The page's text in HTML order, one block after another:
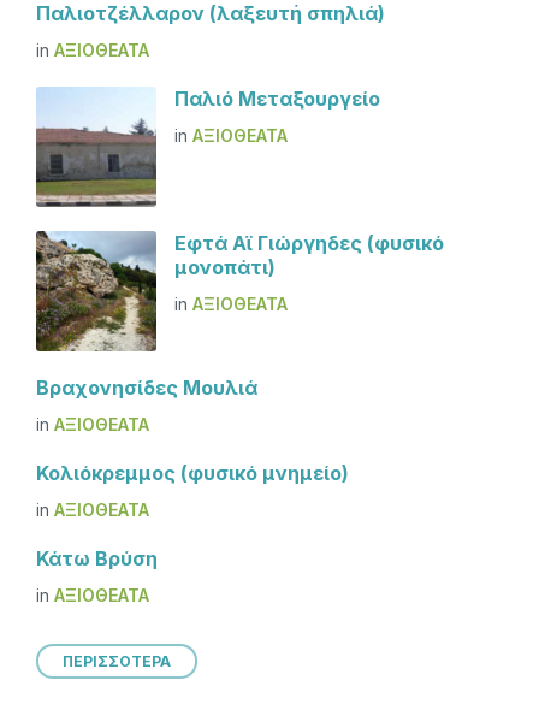
Παλιοτζέλλαρον (λαξευτή σπηλιά)
in ΑΞΙΟΘΈΑΤΑ
Παλιό Μεταξουργείο
in ΑΞΙΟΘΈΑΤΑ
Εφτά Αϊ Γιώργηδες (φυσικό
μονοπάτι)
in ΑΞΙΟΘΈΑΤΑ
Βραχονησίδες Μουλιά
in ΑΞΙΟΘΈΑΤΑ
Κολιόκρεμμος (φυσικό μνημείο)
in ΑΞΙΟΘΈΑΤΑ
Κάτω Βρύση
in ΑΞΙΟΘΈΑΤΑ
ΠΕΡΙΣΣΟΤΕΡΑ